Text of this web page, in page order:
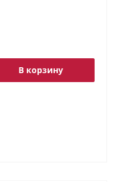
В корзину